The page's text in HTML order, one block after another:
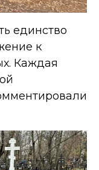
единство
к
Каждая